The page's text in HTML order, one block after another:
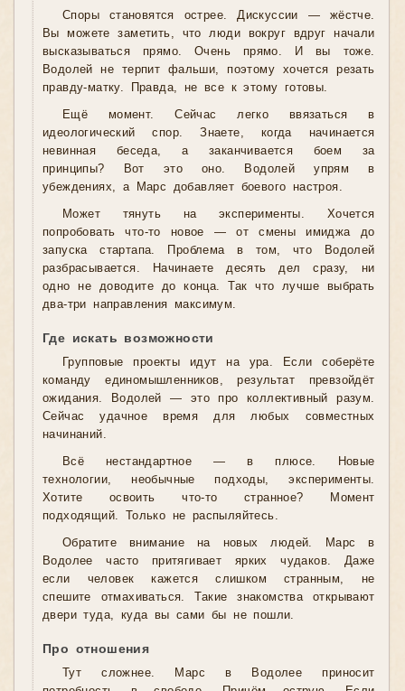
Споры становятся острее. Дискуссии — жёстче.
Вы можете заметить, что люди вокруг вдруг начали
высказываться прямо. Очень прямо. И вы тоже.
Водолей не терпит фальши, поэтому хочется резать
правду-матку. Правда, не все к этому готовы.
Ещё момент. Сейчас легко ввязаться в
идеологический спор. Знаете, когда начинается
невинная беседа, а заканчивается боем за
принципы? Вот это оно. Водолей упрям в
убеждениях, а Марс добавляет боевого настроя.
Может тянуть на эксперименты. Хочется
попробовать что-то новое — от смены имиджа до
запуска стартапа. Проблема в том, что Водолей
разбрасывается. Начинаете десять дел сразу, ни
одно не доводите до конца. Так что лучше выбрать
два-три направления максимум.
Где искать возможности
Групповые проекты идут на ура. Если соберёте
команду единомышленников, результат превзойдёт
ожидания. Водолей — это про коллективный разум.
Сейчас удачное время для любых совместных
начинаний.
Всё нестандартное — в плюсе. Новые
технологии, необычные подходы, эксперименты.
Хотите освоить что-то странное? Момент
подходящий. Только не распыляйтесь.
Обратите внимание на новых людей. Марс в
Водолее часто притягивает ярких чудаков. Даже
если человек кажется слишком странным, не
спешите отмахиваться. Такие знакомства открывают
двери туда, куда вы сами бы не пошли.
Про отношения
Тут сложнее. Марс в Водолее приносит